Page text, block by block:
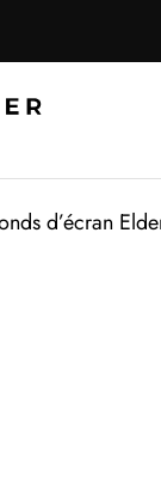
d’écran